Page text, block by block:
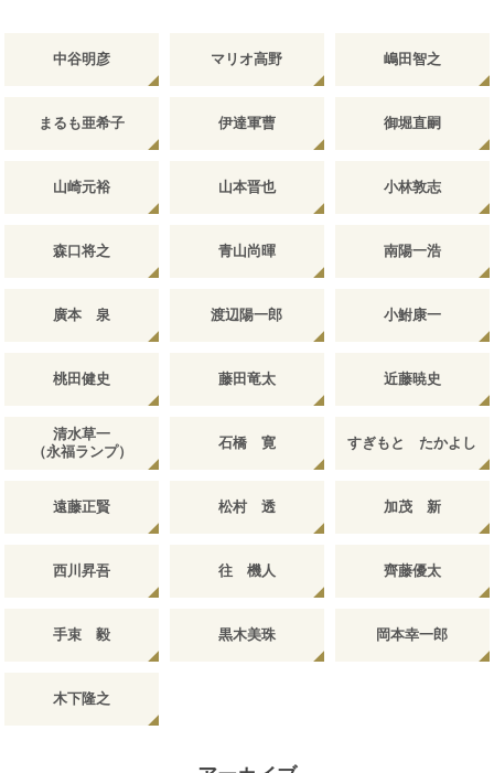
中谷明彦 マリオ高野 嶋田智之
まるも亜希子 伊達軍曹 御堀直嗣
山崎元裕 山本晋也 小林敦志
森口将之 青山尚暉 南陽一浩
廣本 泉 渡辺陽一郎 小鮒康一
桃田健史 藤田竜太 近藤暁史
清水草一
（永福ランプ）
石橋 寛 すぎもと たかよし
遠藤正賢 松村 透 加茂 新
西川昇吾 往 機人 齊藤優太
手束 毅 黒木美珠 岡本幸一郎
木下隆之